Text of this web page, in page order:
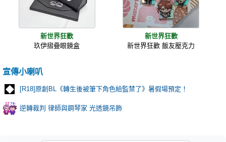
新世界狂歡
玖伊摺疊眼鏡盒
新世界狂歡
新世界狂歡 飯友壓克力
宣傳小喇叭
[R18]原創BL《轉生後被筆下角色給監禁了》暑假場預定！
逆轉裁判 律師與鋼琴家 光透鏡吊飾